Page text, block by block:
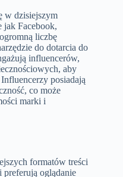
w dzisiejszym
Facebook,
liczbę
do dotarcia do
influencerów,
aby
posiadają
co może
marki i
formatów treści
oglądanie